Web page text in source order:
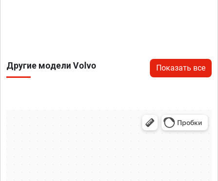
Другие модели Volvo Показать все